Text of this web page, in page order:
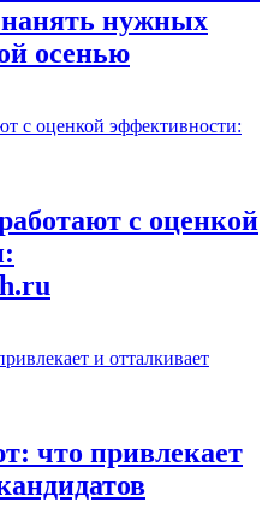
нужных
осенью
с оценкой
что привлекает